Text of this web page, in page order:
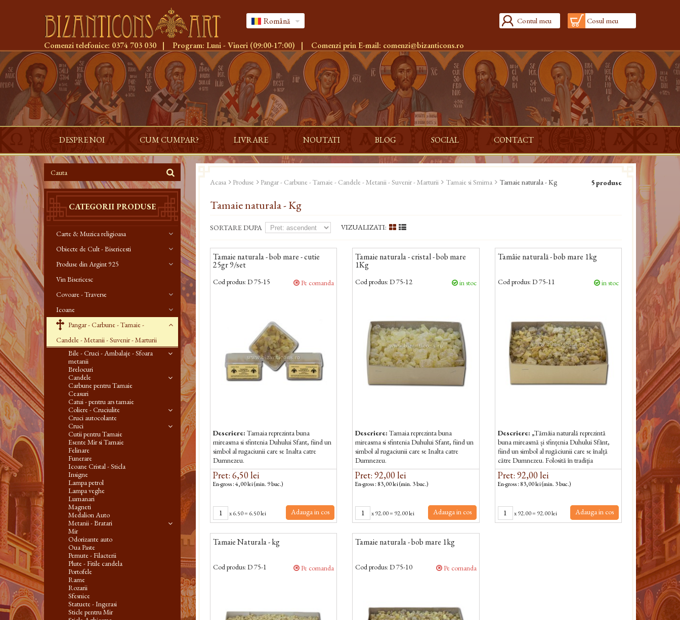
Română Contul meu Cosul meu
Comenzi telefonice: 0374 703 030 | Program: Luni - Vineri (09:00-17:00) | Comenzi prin E-mail: comenzi@bizanticons.ro
DESPRE NOI CUM CUMPAR? LIVRARE NOUTATI BLOG SOCIAL CONTACT
CATEGORII PRODUSE
Carte & Muzica religioasa
Obiecte de Cult - Bisericesti
Produse din Argint 925
Vin Bisericesc
Covoare - Traverse
Icoane
Pangar - Carbune - Tamaie -
Candele - Metanii - Suvenir - Marturii
Bile - Cruci - Ambalaje - Sfoara
metanii
Brelocuri
Candele
Carbune pentru Tamaie
Ceasuri
Catui - pentru ars tamaie
Coliere - Cruciulite
Cruci autocolante
Cruci
Cutii pentru Tamaie
Esente Mir si Tamaie
Felinare
Funerare
Icoane Cristal - Sticla
Insigne
Lampa petrol
Lampa veghe
Lumanari
Magneti
Medalion Auto
Metanii - Bratari
Mir
Odorizante auto
Oua Paste
Pernute - Filacterii
Plute - Fitile candela
Portofele
Rame
Rozarii
Sfesnice
Statuete - Ingerasi
Sticle pentru Mir
Acasa Produse Pangar - Carbune - Tamaie - Candele - Metanii - Suvenir - Marturii Tamaie si Smirna Tamaie naturala - Kg 5 produse
Tamaie naturala - Kg
SORTARE DUPA VIZUALIZATI:
Tamaie naturala - bob mare - cutie
25gr 9/set
Cod produs: D 75-15 Pe comanda
Descriere: Tamaia reprezinta buna
mireasma si sfintenia Duhului Sfant, fiind un
simbol al rugaciunii care se Inalta catre
Dumnezeu.
Pret: 6,50 lei
En-gross : 4,00 lei (min. 9 buc.)
x6.50= 6.50 lei Adauga in cos
Tamaie naturala - cristal - bob mare
1Kg
Cod produs: D 75-12 in stoc
Descriere:Tamaia reprezinta buna
mireasma si sfintenia Duhului Sfant, fiind un
simbol al rugaciunii care se Inalta catre
Dumnezeu.
Pret: 92,00 lei
En-gross : 83,00 lei (min. 3 buc.)
x92.00= 92.00 lei Adauga in cos
Tamâie naturală - bob mare 1kg
Cod produs: D 75-11 in stoc
Descriere: „Tămâia naturală reprezintă
buna mireasmă și sfințenia Duhului Sfânt,
fiind un simbol al rugăciunii care se înalță
către Dumnezeu. Folosită în tradiția
ortodoxă, aceasta creează o atmosferă de...
Pret: 92,00 lei
En-gross : 83,00 lei (min. 3 buc.)
x92.00= 92.00 lei Adauga in cos
Tamaie Naturala - kg
Cod produs: D 75-1 Pe comanda
Tamaie naturala - bob mare 1kg
Cod produs: D 75-10 Pe comanda